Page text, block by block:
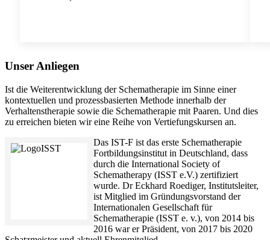
Unser Anliegen
Ist die Weiterentwicklung der Schematherapie im Sinne einer
kontextuellen und prozessbasierten Methode innerhalb der
Verhaltenstherapie sowie die Schematherapie mit Paaren. Und dies
zu erreichen bieten wir eine Reihe von Vertiefungskursen an.
Das IST-F ist das erste Schematherapie
Fortbildungsinstitut in Deutschland, dass
durch die International Society of
Schematherapy (ISST e.V.) zertifiziert
wurde. Dr Eckhard Roediger, Institutsleiter,
ist Mitglied im Gründungsvorstand der
Internationalen Gesellschaft für
Schematherapie (ISST e. v.), von 2014 bis
2016 war er Präsident, von 2017 bis 2020